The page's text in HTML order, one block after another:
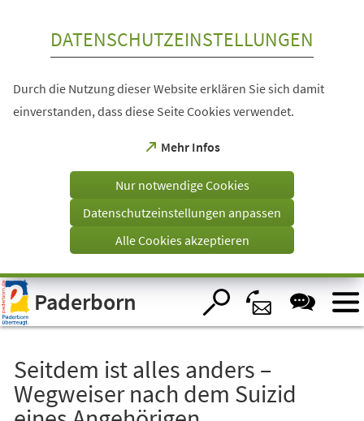
Visuelle
Assistenzsoftware
öffnen.
DATENSCHUTZEINSTELLUNGEN
Durch die Nutzung dieser Website erklären Sie sich damit
einverstanden, dass diese Seite Cookies verwendet.
Mehr Infos
(Öffnet
einem
Tab)
Nur notwendige Cookies
Datenschutzeinstellungen anpassen
Alle Cookies akzeptieren
Paderborn
Seitdem ist alles anders –
Wegweiser nach dem Suizid